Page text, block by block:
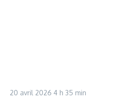
20 avril 2026 4 h 35 min